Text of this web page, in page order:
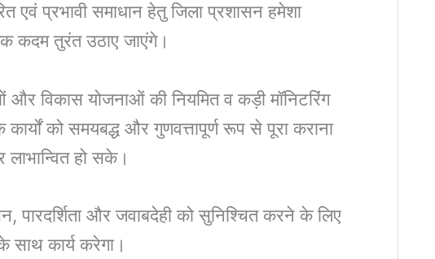
प्रभावी समाधान हेतु जिला प्रशासन हमेशा
कदम तुरंत उठाए जाएंगे।
और विकास योजनाओं की नियमित व कड़ी मॉनिटरिंग
को समयबद्ध और गुणवत्तापूर्ण रूप से पूरा कराना
लाभान्वित हो सके।
पारदर्शिता और जवाबदेही को सुनिश्चित करने के लिए
साथ कार्य करेगा।